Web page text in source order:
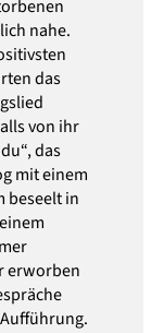
nahe.
das
von ihr
das
mit einem
beseelt in
erworben